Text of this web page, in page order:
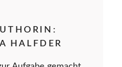
HALFDER